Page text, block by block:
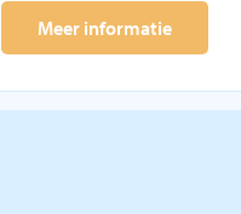
Meer informatie